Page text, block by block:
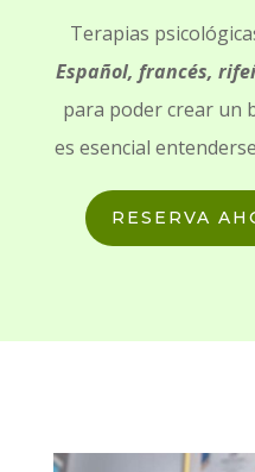
Terapias
Español, francés,
para poder crear un
es esencial
RESERVA